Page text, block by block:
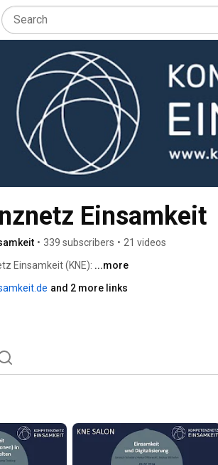
Einsamkeit
• 339 subscribers • 21 videos
Einsamkeit (KNE): ...more
and 2 more links